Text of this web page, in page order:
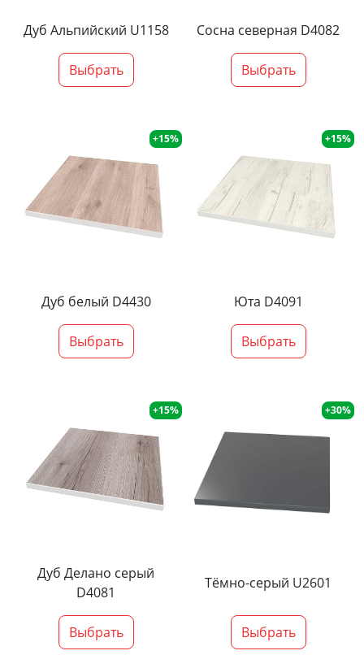
Дуб Альпийский U1158
Выбрать
Сосна северная D4082
Выбрать
+15%
Дуб белый D4430
Выбрать
+15%
Юта D4091
Выбрать
+15%
Дуб Делано серый
D4081
Выбрать
+30%
Тёмно-серый U2601
Выбрать